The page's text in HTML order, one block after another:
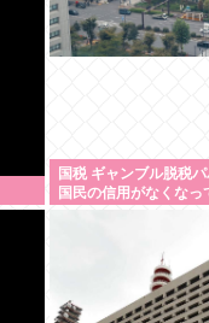
国税 ギャンブル脱税
国民の信用がなくなっ